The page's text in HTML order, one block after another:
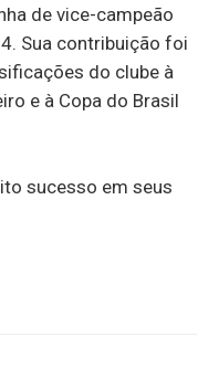
de vice-campeão
Sua contribuição foi
do clube à
e à Copa do Brasil
sucesso em seus